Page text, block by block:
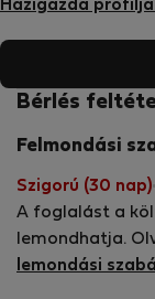
Házigazda
Bérlés
Felmondási
Szigorú (30 nap)
A foglalást a
lemondhatja.
lemondási